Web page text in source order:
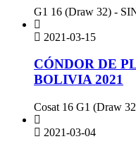
G1 16 (Draw 32) -
2021-03-15
CÓNDOR DE
BOLIVIA 2021
Cosat 16 G1 (Draw
2021-03-04